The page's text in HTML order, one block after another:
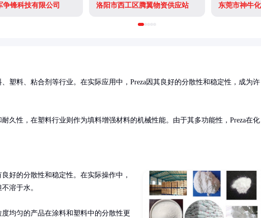
争锋科技有限公司 洛阳市西工区腾翼物资供应站 东莞市神牛
塑料、粘合剂等行业。在实际应用中，Preza因其良好的分散性和稳定性，成为许
久性，在塑料行业则作为填料增强材料的机械性能。由于其多功能性，Preza在化
好的分散性和稳定性。在实际操作中，
溶于水。
均匀的产品在涂料和塑料中的分散性更